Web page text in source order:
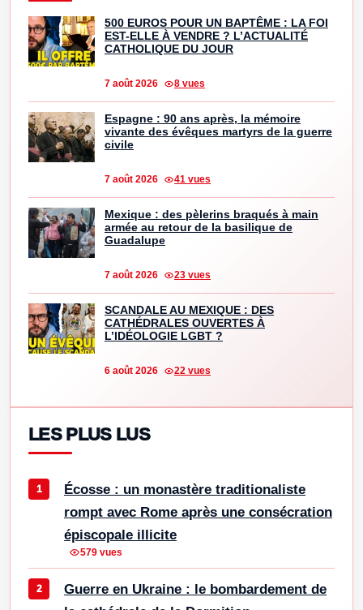
500 EUROS POUR UN BAPTÊME : LA FOI
EST-ELLE À VENDRE ? L’ACTUALITÉ
CATHOLIQUE DU JOUR
7 août 2026 8 vues
Espagne : 90 ans après, la mémoire
vivante des évêques martyrs de la guerre
civile
7 août 2026 41 vues
Mexique : des pèlerins braqués à main
armée au retour de la basilique de
Guadalupe
7 août 2026 23 vues
SCANDALE AU MEXIQUE : DES
CATHÉDRALES OUVERTES À
L’IDÉOLOGIE LGBT ?
6 août 2026 22 vues
LES PLUS LUS
Écosse : un monastère traditionaliste
rompt avec Rome après une consécration
épiscopale illicite
579 vues
Guerre en Ukraine : le bombardement de